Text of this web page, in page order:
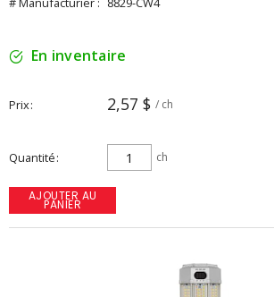
En inventaire
Prix 2,57 $ / ch
Quantité ch
AJOUTER AU
PANIER